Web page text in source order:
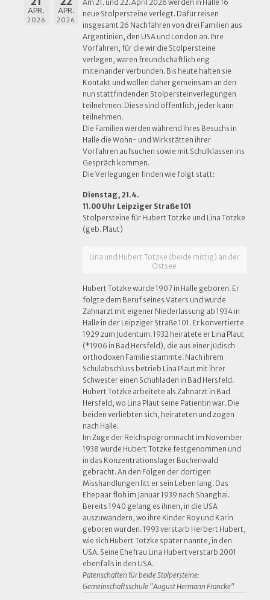
APR.
2026
APR.
2026
Am 21. und 22. April 2026 werden in Halle 16
neue Stolpersteine verlegt. Dafür reisen
insgesamt 26 Nachfahren von drei Familien aus
Argentinien, den USA und London an. Ihre
Vorfahren, für die wir die Stolpersteine
verlegen, waren freundschaftlich eng
miteinander verbunden. Bis heute halten sie
Kontakt und wollen daher gemeinsam an den
nun stattfindenden Stolpersteinverlegungen
teilnehmen. Diese sind öffentlich, jeder kann
teilnehmen.
Die Familien werden während ihres Besuchs in
Halle die Wohn- und Wirkstätten ihrer
Vorfahren aufsuchen sowie mit Schulklassen ins
Gespräch kommen.
Die Verlegungen finden wie folgt statt:
Dienstag, 21.4.
11.00 Uhr Leipziger Straße 101
Stolpersteine für Hubert Totzke und Lina Totzke
(geb. Plaut)
Lina und Hubert Totzke (beide mittig) an der
Ostsee
Hubert Totzke wurde 1907 in Halle geboren. Er
folgte dem Beruf seines Vaters und wurde
Zahnarzt mit eigener Niederlassung ab 1934 in
Halle in der Leipziger Straße 101. Er konvertierte
1929 zum Judentum. 1932 heiratete er Lina Plaut
(*1906 in Bad Hersfeld), die aus einer jüdisch
orthodoxen Familie stammte. Nach ihrem
Schulabschluss betrieb Lina Plaut mit ihrer
Schwester einen Schuhladen in Bad Hersfeld.
Hubert Totzke arbeitete als Zahnarzt in Bad
Hersfeld, wo Lina Plaut seine Patientin war. Die
beiden verliebten sich, heirateten und zogen
nach Halle.
Im Zuge der Reichspogromnacht im November
1938 wurde Hubert Totzke festgenommen und
in das Konzentrationslager Buchenwald
gebracht. An den Folgen der dortigen
Misshandlungen litt er sein Leben lang. Das
Ehepaar floh im Januar 1939 nach Shanghai.
Bereits 1940 gelang es ihnen, in die USA
auszuwandern, wo ihre Kinder Roy und Karin
geboren wurden. 1993 verstarb Herbert Hubert,
wie sich Hubert Totzke später nannte, in den
USA. Seine Ehefrau Lina Hubert verstarb 2001
ebenfalls in den USA.
Patenschaften für beide Stolpersteine:
Gemeinschaftsschule "August Hermann Francke"